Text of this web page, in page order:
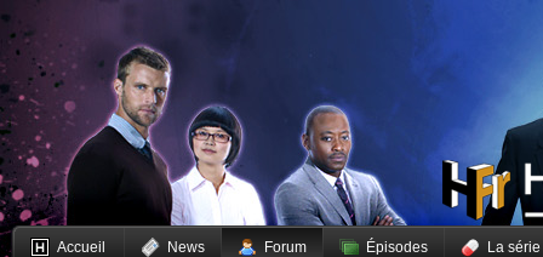
Accueil News Forum Épisodes La série